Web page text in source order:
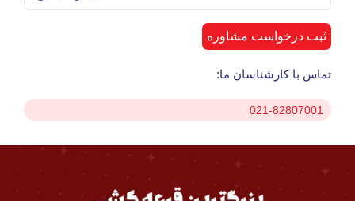
تماس با کارشناسان ما:
021-82807001